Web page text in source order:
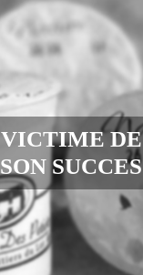
VICTIME DE
SON SUCCES